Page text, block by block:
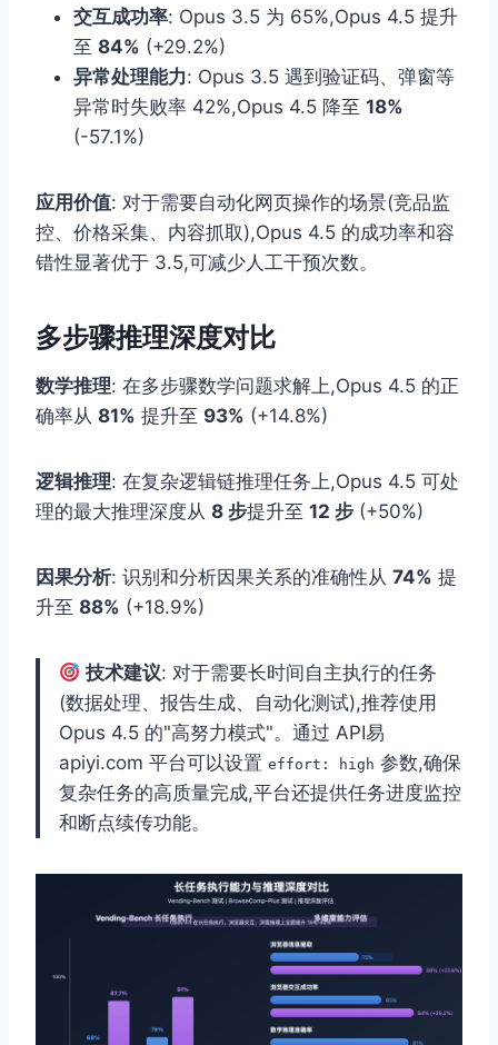
交互成功率: Opus 3.5 为 65%,Opus 4.5 提升
至 84% (+29.2%)
异常处理能力: Opus 3.5 遇到验证码、弹窗等
异常时失败率 42%,Opus 4.5 降至 18%
(-57.1%)
应用价值: 对于需要自动化网页操作的场景(竞品监
控、价格采集、内容抓取),Opus 4.5 的成功率和容
错性显著优于 3.5,可减少人工干预次数。
多步骤推理深度对比
数学推理: 在多步骤数学问题求解上,Opus 4.5 的正
确率从 81% 提升至 93% (+14.8%)
逻辑推理: 在复杂逻辑链推理任务上,Opus 4.5 可处
理的最大推理深度从 8 步提升至 12 步 (+50%)
因果分析: 识别和分析因果关系的准确性从 74% 提
升至 88% (+18.9%)
技术建议: 对于需要长时间自主执行的任务
(数据处理、报告生成、自动化测试),推荐使用
Opus 4.5 的"高努力模式"。通过 API易
apiyi.com 平台可以设置 effort: high 参数,确保
复杂任务的高质量完成,平台还提供任务进度监控
和断点续传功能。